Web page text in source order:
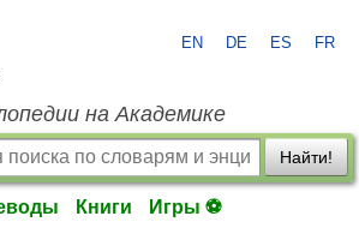
EN DE ES FR
на Академике
Найти!
Книги Игры ⚽